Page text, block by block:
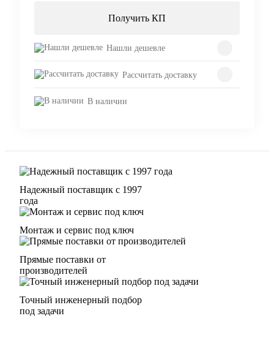
Получить КП
Нашли дешевле
Рассчитать доставку
В наличии
Надежный поставщик с 1997
года
Монтаж и сервис под ключ
Прямые поставки от
производителей
Точный инженерный подбор
под задачи